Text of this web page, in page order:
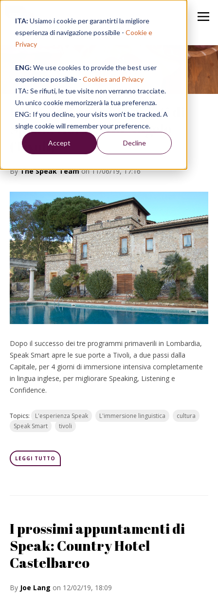
ITA: Usiamo i cookie per garantirti la migliore
esperienza di navigazione possibile - Cookie e
Privacy
ENG: We use cookies to provide the best user
experience possibile - Cookies and Privacy
ITA: Se rifiuti, le tue visite non verranno tracciate.
Un unico cookie memorizzerà la tua preferenza.
ENG: If you decline, your visits won’t be tracked. A
single cookie will remember your preference.
Accept Decline
Speak in a Week
I prossimi appuntamenti di
Speak: Hotel Sant'Angelo
(Tivoli)
ByThe Speak Teamon 11/06/19, 17:16
Dopo il successo dei tre programmi primaverili in Lombardia,
Speak Smart apre le sue porte a Tivoli, a due passi dalla
Capitale, per 4 giorni di immersione intensiva completamente
in lingua inglese, per migliorare Speaking, Listening e
Confidence.
Topics: L'esperienza Speak L'immersione linguistica
cultura
Speak Smart
tivoli
LEGGI TUTTO
I prossimi appuntamenti di
Speak: Country Hotel
Castelbarco
By Joe Lang on 12/02/19, 18:09